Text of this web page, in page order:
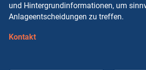
und Hintergrundinformationen, um
Anlageentscheidungen zu treffen.
Kontakt